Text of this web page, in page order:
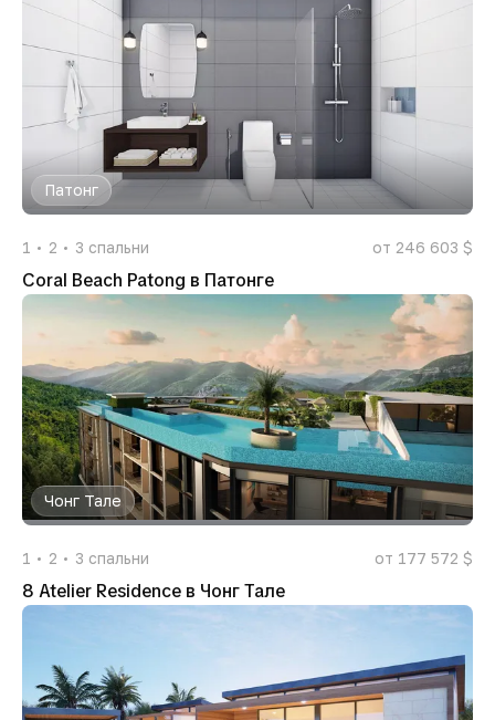
Патонг
1 2 3 спальни от 246 603 $
Coral Beach Patong в Патонге
Чонг Тале
1 2 3 спальни от 177 572 $
8 Atelier Residence в Чонг Тале